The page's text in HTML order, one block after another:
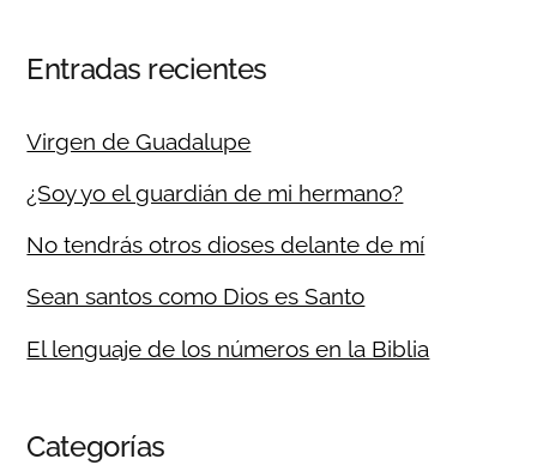
Entradas recientes
Virgen de Guadalupe
¿Soy yo el guardián de mi hermano?
No tendrás otros dioses delante de mí
Sean santos como Dios es Santo
El lenguaje de los números en la Biblia
Categorías